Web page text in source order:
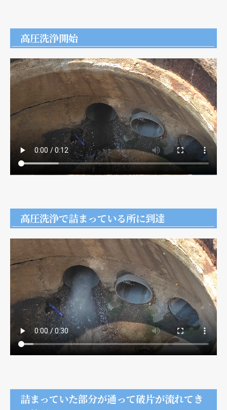
高圧洗浄開始
高圧洗浄で詰まっている所に到達
詰まっていた部分が通って破片が流れてき